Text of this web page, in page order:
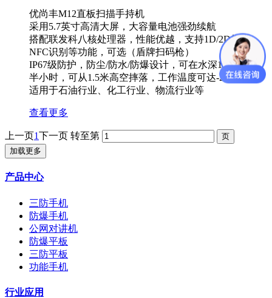
优尚丰M12直板扫描手持机
采用5.7英寸高清大屏，大容量电池强劲续航
搭配联发科八核处理器，性能优越，支持1D/2D扫描、
NFC识别等功能，可选（盾牌扫码枪）
IP67级防护，防尘/防水/防爆设计，可在水深1.5米浸泡
半小时，可从1.5米高空摔落，工作温度可达-20℃~65℃
适用于石油行业、化工行业、物流行业等
查看更多
上一页1下一页 转至第
加载更多
产品中心
三防手机
防爆手机
公网对讲机
防爆平板
三防平板
功能手机
行业应用